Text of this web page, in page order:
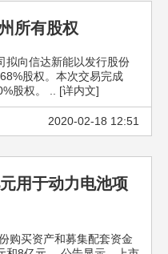
所有股权
拟向信达新能以发行股份
股权。本次交易完成
股权。 .. [详内文]
2020-02-18 12:51
用于动力电池项
购买资产和募集配套资金